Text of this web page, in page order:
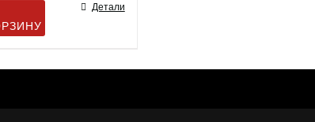
Детали